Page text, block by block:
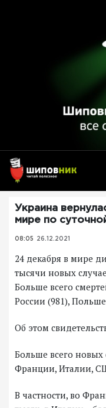
Украина
мире по
08:05 26.12.2021
24 декабря в мире
тысячи новых
Больше всего
России (981),
Об этом
Больше всего новых
Франции, Италии,
В частности, во